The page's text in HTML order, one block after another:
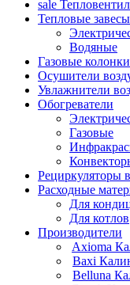
sale
Тепловые завесы
Водяные
Газовые колонки
Осушители
Увлажнители
Обогреватели
Газовые
Рециркуляторы
Расходные
Для
Для котлов
Производители
Axioma
Baxi
Belluna